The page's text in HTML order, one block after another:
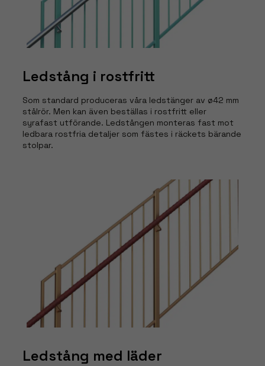
Ledstång i rostfritt
Som standard produceras våra ledstänger av ø42 mm
stålrör. Men kan även beställas i rostfritt eller
syrafast utförande. Ledstången monteras fast mot
ledbara rostfria detaljer som fästes i räckets bärande
stolpar.
Ledstång med läder